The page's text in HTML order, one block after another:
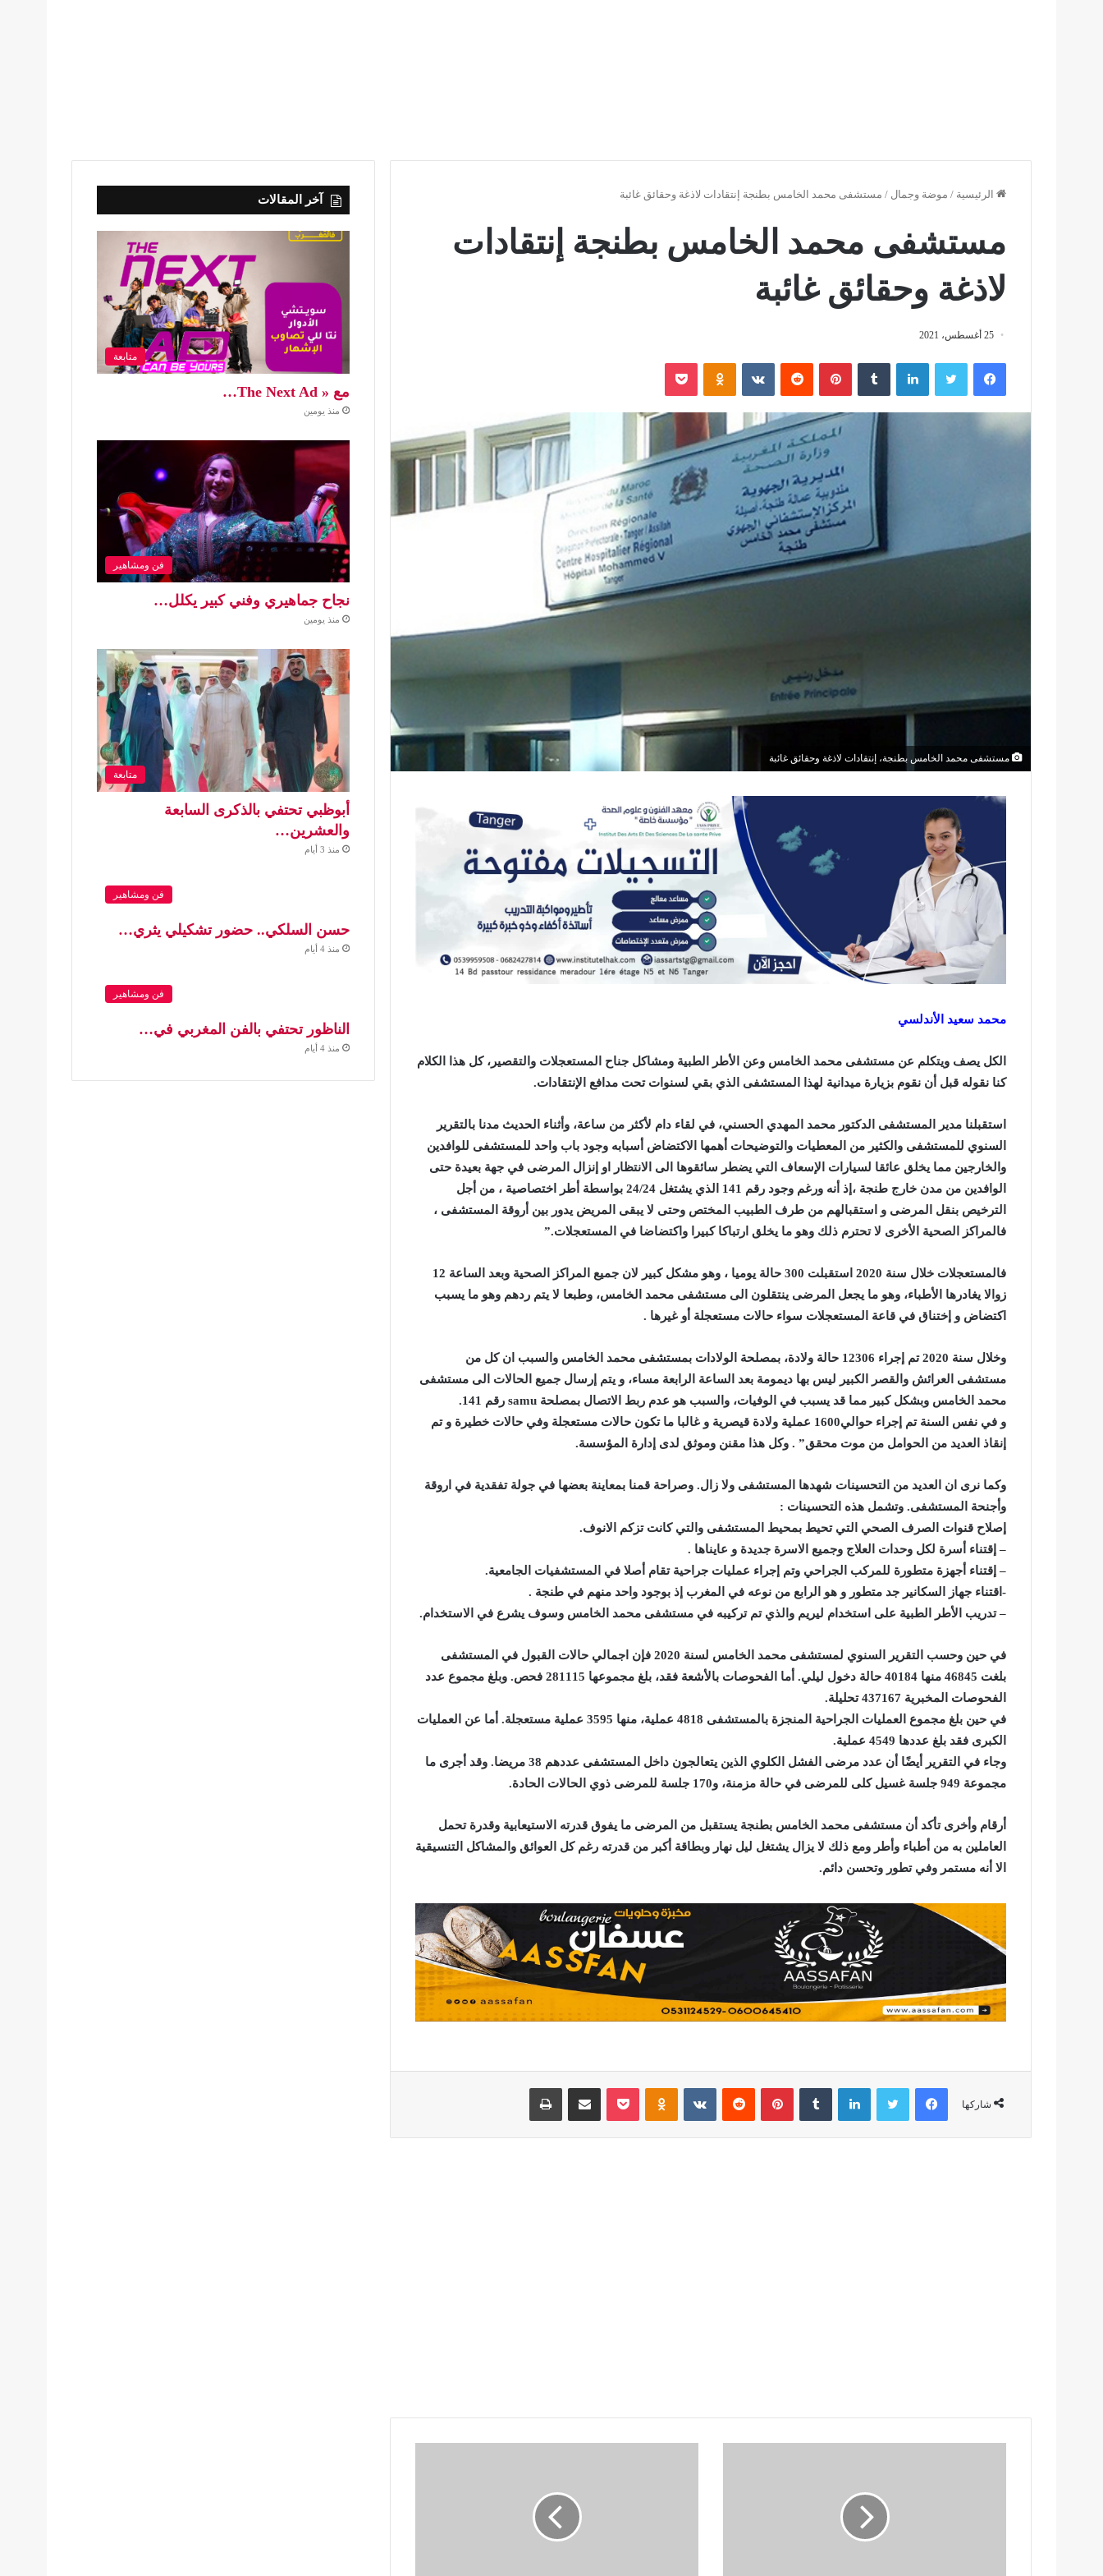
الرئيسية / موضة وجمال / مستشفى محمد الخامس بطنجة إنتقادات لاذغة وحقائق غائبة
مستشفى محمد الخامس بطنجة إنتقادات
لاذغة وحقائق غائبة
25 أغسطس، 2021
فيسبوك تويتر لينكدإن بينتيريست Odnoklassniki
بوكيت
مستشفى محمد الخامس بطنجة، إنتقادات لاذغة وحقائق غائبة
محمد سعيد الأندلسي
الكل يصف ويتكلم عن مستشفى محمد الخامس وعن الأطر الطبية ومشاكل جناح المستعجلات والتقصير، كل هذا الكلام
كنا نقوله قبل أن نقوم بزيارة ميدانية لهذا المستشفى الذي بقي لسنوات تحت مدافع الإنتقادات.
استقبلنا مدير المستشفى الدكتور محمد المهدي الحسني، في لقاء دام لأكثر من ساعة، وأثناء الحديث مدنا بالتقرير
السنوي للمستشفى والكثير من المعطيات والتوضيحات أهمها الاكتضاض أسبابه وجود باب واحد للمستشفى للوافدين
والخارجين مما يخلق عائقا لسيارات الإسعاف التي يضطر سائقوها الى الانتظار او إنزال المرضى في جهة بعيدة حتى
الوافدين من مدن خارج طنجة ،
إذ أنه ورغم وجود رقم 141 الذي يشتغل 24/24 بواسطة أطر اختصاصية ، من أجل
الترخيص بنقل المرضى و استقبالهم من طرف الطبيب المختص وحتى لا يبقى المريض يدور بين أروقة المستشفى ،
فالمراكز الصحية الأخرى لا تحترم ذلك وهو ما يخلق ارتباكا كبيرا واكتضاضا في المستعجلات.”
فالمستعجلات خلال سنة 2020 استقبلت 300 حالة يوميا ، وهو مشكل كبير لان جميع المراكز الصحية وبعد الساعة 12
زوالا يغادرها الأطباء، وهو ما يجعل المرضى ينتقلون الى مستشفى محمد الخامس، وطبعا لا يتم ردهم وهو ما يسبب
اكتضاض و إختناق في قاعة المستعجلات سواء حالات مستعجلة أو غيرها .
وخلال سنة 2020 تم إجراء 12306 حالة ولادة، بمصلحة الولادات بمستشفى محمد الخامس والسبب ان كل من
مستشفى العرائش والقصر الكبير ليس بها ديمومة بعد الساعة الرابعة مساء، و يتم إرسال جميع الحالات الى مستشفى
محمد الخامس وبشكل كبير مما قد يسبب في الوفيات، والسبب هو عدم ربط الاتصال بمصلحة samu رقم 141.
و في نفس السنة تم إجراء حوالي1600 عملية ولادة قيصرية و غالبا ما تكون حالات مستعجلة وفي حالات خطيرة و تم
إنقاذ العديد من الحوامل من موت محقق” . وكل هذا مقنن وموثق لدى إدارة المؤسسة.
وكما نرى ان العديد من التحسينات شهدها المستشفى ولا زال. وصراحة قمنا بمعاينة بعضها في جولة تفقدية في اروقة
وأجنحة المستشفى. وتشمل هذه التحسينات :
إصلاح قنوات الصرف الصحي التي تحيط بمحيط المستشفى والتي كانت تزكم الانوف.
– إقتناء أسرة لكل وحدات العلاج وجميع الاسرة جديدة و عايناها .
– إقتناء أجهزة متطورة للمركب الجراحي وتم إجراء عمليات جراحية تقام أصلا في المستشفيات الجامعية.
-اقتناء جهاز السكانير جد متطور و هو الرابع من نوعه في المغرب إذ بوجود واحد منهم في طنجة .
– تدريب الأطر الطبية على استخدام ليريم والذي تم تركيبه في مستشفى محمد الخامس وسوف يشرع في الاستخدام.
في حين وحسب التقرير السنوي لمستشفى محمد الخامس لسنة 2020 فإن اجمالي حالات القبول في المستشفى
بلغت 46845 منها 40184 حالة دخول ليلي. أما الفحوصات بالأشعة فقد، بلغ مجموعها 281115 فحص. وبلغ مجموع عدد
الفحوصات المخبرية 437167 تحليلة.
في حين بلغ مجموع العمليات الجراحية المنجزة بالمستشفى 4818 عملية، منها 3595 عملية مستعجلة. أما عن العمليات
الكبرى فقد بلغ عددها 4549 عملية.
وجاء في التقرير أيضًا أن عدد مرضى الفشل الكلوي الذين يتعالجون داخل المستشفى عددهم 38 مريضا. وقد أجرى ما
مجموعة 949 جلسة غسيل كلى للمرضى في حالة مزمنة، و170 جلسة للمرضى ذوي الحالات الحادة.
أرقام وأخرى تأكد أن مستشفى محمد الخامس بطنجة يستقبل من المرضى ما يفوق قدرته الاستيعابية وقدرة تحمل
العاملين به من أطباء وأطر ومع ذلك لا يزال يشتغل ليل نهار وبطاقة أكبر من قدرته رغم كل العوائق والمشاكل التنسيقية
الا أنه مستمر وفي تطور وتحسن دائم.
شاركها
فيسبوك تويتر لينكدإن بينتيريست Odnoklassniki
بوكيت مشاركة عبر البريد طباعة
آخر المقالات
متابعة
مع « The Next Ad…
منذ يومين
فن ومشاهير
نجاح جماهيري وفني كبير يكلل…
منذ يومين
متابعة
أبوظبي تحتفي بالذكرى السابعة
والعشرين…
منذ 3 أيام
فن ومشاهير
حسن السلكي.. حضور تشكيلي يثري…
منذ 4 أيام
فن ومشاهير
الناظور تحتفي بالفن المغربي في…
منذ 4 أيام